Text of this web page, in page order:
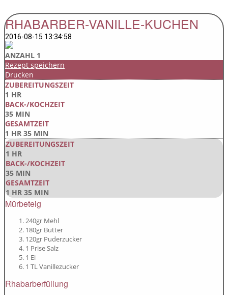
RHABARBER-VANILLE-KUCHEN
2016-08-15 13:34:58
ANZAHL 1
Rezept speichern
Drucken
ZUBEREITUNGSZEIT
1 HR
BACK-/KOCHZEIT
35 MIN
GESAMTZEIT
1 HR 35 MIN
ZUBEREITUNGSZEIT
1 HR
BACK-/KOCHZEIT
35 MIN
GESAMTZEIT
1 HR 35 MIN
Mürbeteig
240gr Mehl
180gr Butter
120gr Puderzucker
1 Prise Salz
1 Ei
1 TL Vanillezucker
Rhabarberfüllung